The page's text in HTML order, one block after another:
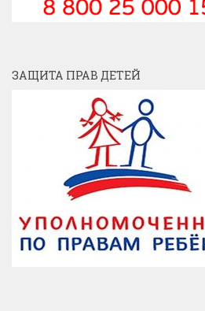
ЗАЩИТА ПРАВ ДЕТЕЙ